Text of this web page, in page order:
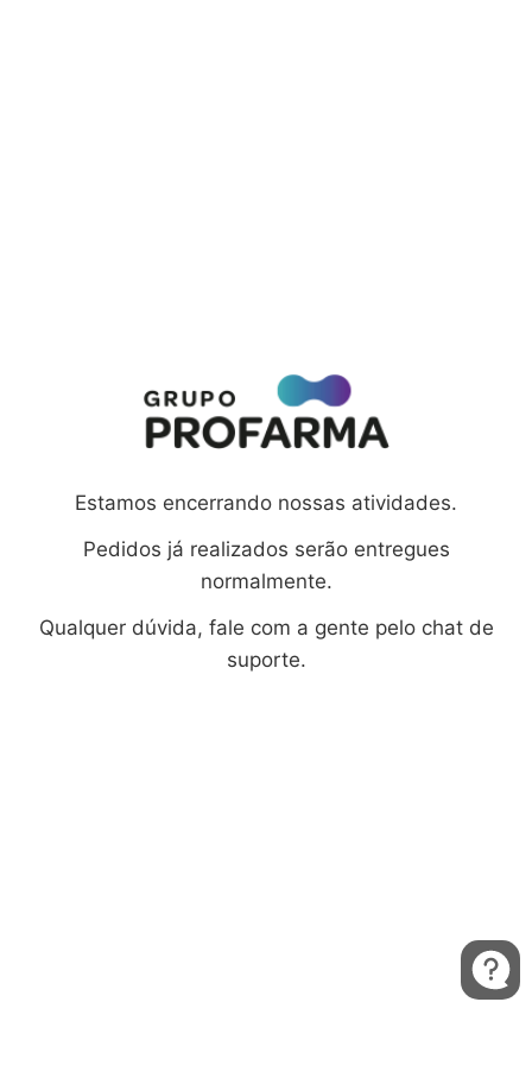
Estamos encerrando nossas atividades.
Pedidos já realizados serão entregues
normalmente.
Qualquer dúvida, fale com a gente pelo chat de
suporte.